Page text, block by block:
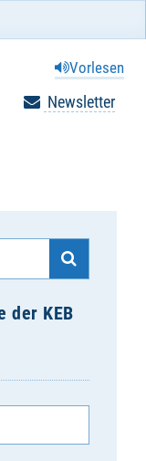
Vorlesen
Newsletter
der KEB